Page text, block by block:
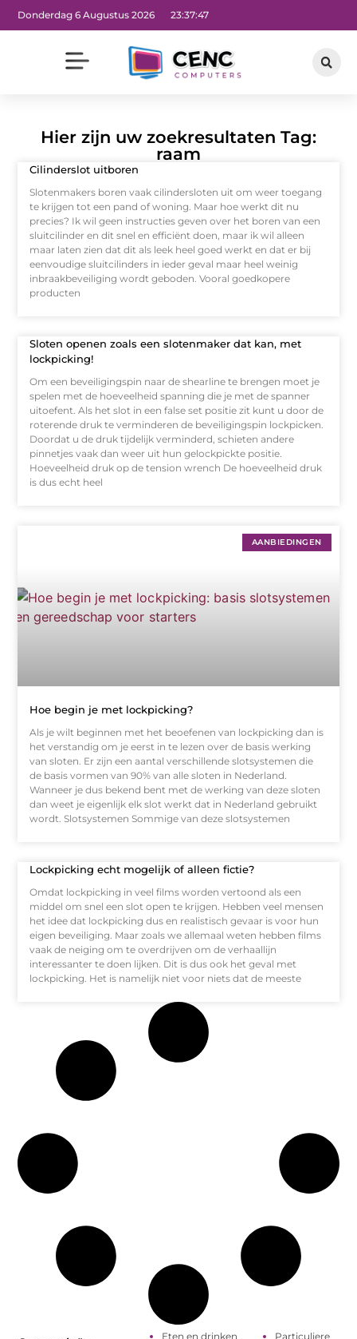
Donderdag 6 Augustus 2026 23:37:47
Hier zijn uw zoekresultaten Tag:
raam
Cilinderslot uitboren
Slotenmakers boren vaak cilindersloten uit om weer toegang
te krijgen tot een pand of woning. Maar hoe werkt dit nu
precies? Ik wil geen instructies geven over het boren van een
sluitcilinder en dit snel en efficiënt doen, maar ik wil alleen
maar laten zien dat dit als leek heel goed werkt en dat er bij
eenvoudige sluitcilinders in ieder geval maar heel weinig
inbraakbeveiliging wordt geboden. Vooral goedkopere
producten
Sloten openen zoals een slotenmaker dat kan, met
lockpicking!
Om een beveiligingspin naar de shearline te brengen moet je
spelen met de hoeveelheid spanning die je met de spanner
uitoefent. Als het slot in een false set positie zit kunt u door de
roterende druk te verminderen de beveiligingspin lockpicken.
Doordat u de druk tijdelijk verminderd, schieten andere
pinnetjes vaak dan weer uit hun gelockpickte positie.
Hoeveelheid druk op de tension wrench De hoeveelheid druk
is dus echt heel
AANBIEDINGEN
Hoe begin je met lockpicking?
Als je wilt beginnen met het beoefenen van lockpicking dan is
het verstandig om je eerst in te lezen over de basis werking
van sloten. Er zijn een aantal verschillende slotsystemen die
de basis vormen van 90% van alle sloten in Nederland.
Wanneer je dus bekend bent met de werking van deze sloten
dan weet je eigenlijk elk slot werkt dat in Nederland gebruikt
wordt. Slotsystemen Sommige van deze slotsystemen
Lockpicking echt mogelijk of alleen fictie?
Omdat lockpicking in veel films worden vertoond als een
middel om snel een slot open te krijgen. Hebben veel mensen
het idee dat lockpicking dus en realistisch gevaar is voor hun
eigen beveiliging. Maar zoals we allemaal weten hebben films
vaak de neiging om te overdrijven om de verhaallijn
interessanter te doen lijken. Dit is dus ook het geval met
lockpicking. Het is namelijk niet voor niets dat de meeste
Eten en drinken
Particuliere